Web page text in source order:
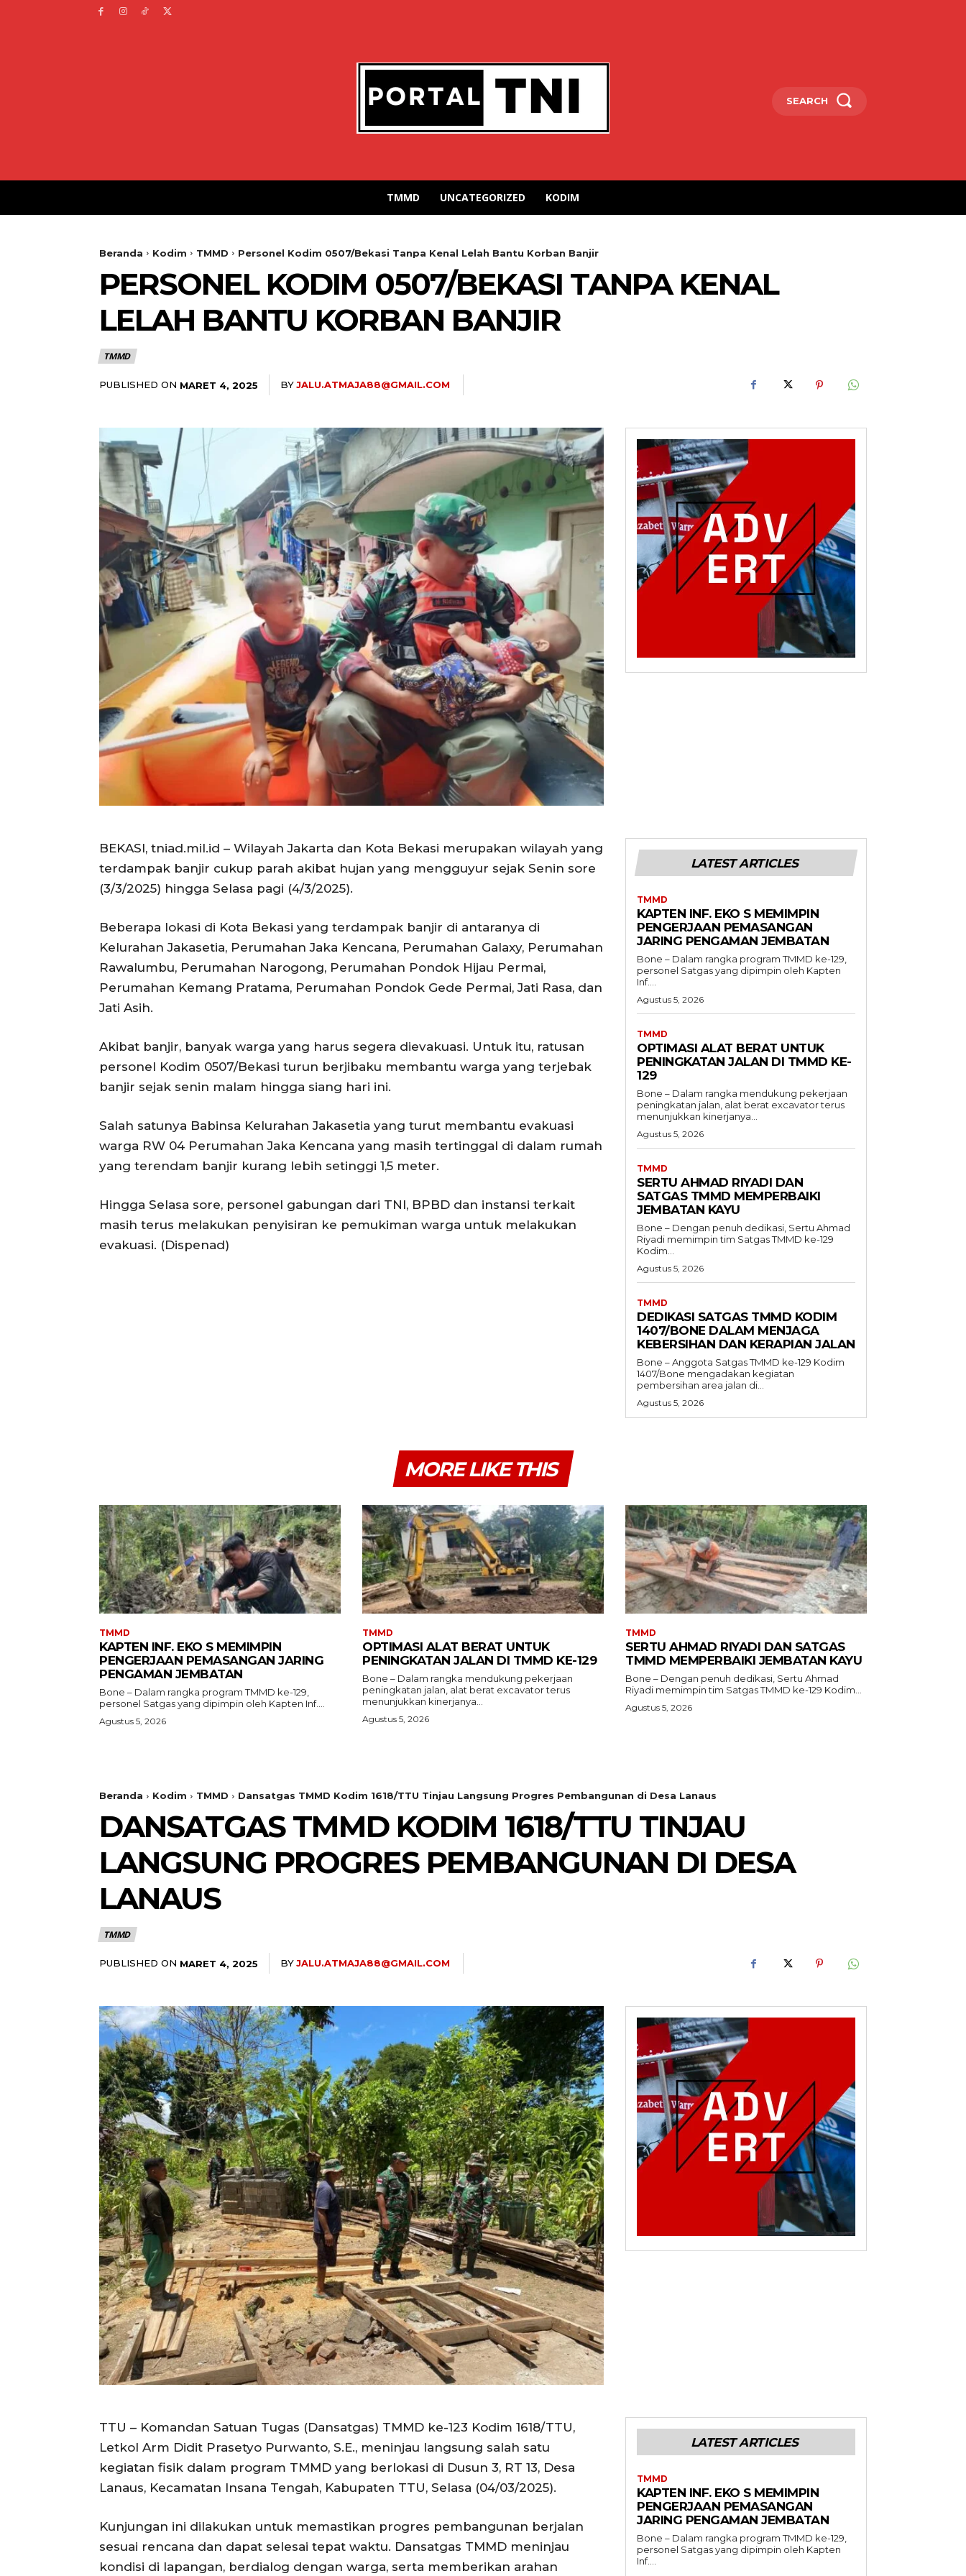
SEARCH
TMMD UNCATEGORIZED KODIM
Beranda Kodim TMMD Personel Kodim 0507/Bekasi Tanpa Kenal Lelah Bantu Korban Banjir
PERSONEL KODIM 0507/BEKASI TANPA KENAL
LELAH BANTU KORBAN BANJIR
TMMD
PUBLISHED ON MARET 4, 2025 BYJALU.ATMAJA88@GMAIL.COM
BEKASI, tniad.mil.id – Wilayah Jakarta dan Kota Bekasi merupakan wilayah yang
terdampak banjir cukup parah akibat hujan yang mengguyur sejak Senin sore
(3/3/2025) hingga Selasa pagi (4/3/2025).
Beberapa lokasi di Kota Bekasi yang terdampak banjir di antaranya di
Kelurahan Jakasetia, Perumahan Jaka Kencana, Perumahan Galaxy, Perumahan
Rawalumbu, Perumahan Narogong, Perumahan Pondok Hijau Permai,
Perumahan Kemang Pratama, Perumahan Pondok Gede Permai, Jati Rasa, dan
Jati Asih.
Akibat banjir, banyak warga yang harus segera dievakuasi. Untuk itu, ratusan
personel Kodim 0507/Bekasi turun berjibaku membantu warga yang terjebak
banjir sejak senin malam hingga siang hari ini.
Salah satunya Babinsa Kelurahan Jakasetia yang turut membantu evakuasi
warga RW 04 Perumahan Jaka Kencana yang masih tertinggal di dalam rumah
yang terendam banjir kurang lebih setinggi 1,5 meter.
Hingga Selasa sore, personel gabungan dari TNI, BPBD dan instansi terkait
masih terus melakukan penyisiran ke pemukiman warga untuk melakukan
evakuasi. (Dispenad)
LATEST ARTICLES
TMMD
KAPTEN INF. EKO S MEMIMPIN
PENGERJAAN PEMASANGAN
JARING PENGAMAN JEMBATAN
Bone – Dalam rangka program TMMD ke-129,
personel Satgas yang dipimpin oleh Kapten
Inf....
Agustus 5, 2026
TMMD
OPTIMASI ALAT BERAT UNTUK
PENINGKATAN JALAN DI TMMD KE-
129
Bone – Dalam rangka mendukung pekerjaan
peningkatan jalan, alat berat excavator terus
menunjukkan kinerjanya...
Agustus 5, 2026
TMMD
SERTU AHMAD RIYADI DAN
SATGAS TMMD MEMPERBAIKI
JEMBATAN KAYU
Bone – Dengan penuh dedikasi, Sertu Ahmad
Riyadi memimpin tim Satgas TMMD ke-129
Kodim...
Agustus 5, 2026
TMMD
DEDIKASI SATGAS TMMD KODIM
1407/BONE DALAM MENJAGA
KEBERSIHAN DAN KERAPIAN JALAN
Bone – Anggota Satgas TMMD ke-129 Kodim
1407/Bone mengadakan kegiatan
pembersihan area jalan di...
Agustus 5, 2026
MORE LIKE THIS
TMMD
KAPTEN INF. EKO S MEMIMPIN
PENGERJAAN PEMASANGAN JARING
PENGAMAN JEMBATAN
Bone – Dalam rangka program TMMD ke-129,
personel Satgas yang dipimpin oleh Kapten Inf....
Agustus 5, 2026
TMMD
OPTIMASI ALAT BERAT UNTUK
PENINGKATAN JALAN DI TMMD KE-129
Bone – Dalam rangka mendukung pekerjaan
peningkatan jalan, alat berat excavator terus
menunjukkan kinerjanya...
Agustus 5, 2026
TMMD
SERTU AHMAD RIYADI DAN SATGAS
TMMD MEMPERBAIKI JEMBATAN KAYU
Bone – Dengan penuh dedikasi, Sertu Ahmad
Riyadi memimpin tim Satgas TMMD ke-129 Kodim...
Agustus 5, 2026